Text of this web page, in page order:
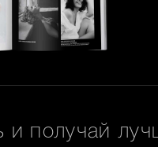
и получай